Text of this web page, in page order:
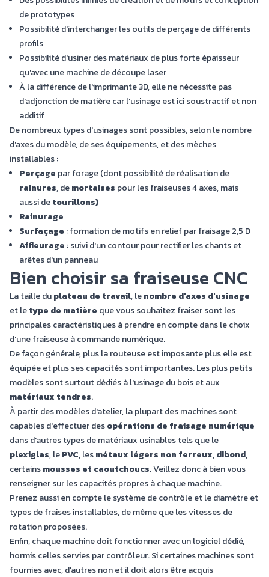
de prototypes
Possibilité d'interchanger les outils de perçage de différents
profils
Possibilité d'usiner des matériaux de plus forte épaisseur
qu'avec une machine de découpe laser
À la différence de l'imprimante 3D, elle ne nécessite pas
d'adjonction de matière car l'usinage est ici soustractif et non
additif
De nombreux types d'usinages sont possibles, selon le nombre
d'axes du modèle, de ses équipements, et des mèches
installables :
Perçage par forage (dont possibilité de réalisation de
rainures, demortaises pour les fraiseuses 4 axes, mais
aussi detourillons)
Rainurage
Surfaçage : formation de motifs en relief par fraisage 2,5 D
Affleurage : suivi d'un contour pour rectifier les chants et
arêtes d'un panneau
Bien choisir sa fraiseuse CNC
La taille duplateau de travail, lenombre d'axes d'usinage
et letype de matière que vous souhaitez fraiser sont les
principales caractéristiques à prendre en compte dans le choix
d'une fraiseuse à commande numérique.
De façon générale, plus la routeuse est imposante plus elle est
équipée et plus ses capacités sont importantes. Les plus petits
modèles sont surtout dédiés à l'usinage du bois et aux
matériaux tendres.
À partir des modèles d'atelier, la plupart des machines sont
capables d'effectuer desopérations de fraisage numérique
dans d'autres types de matériaux usinables tels que le
plexiglas, lePVC, lesmétaux légers non ferreux,dibond,
certainsmousses et caoutchoucs. Veillez donc à bien vous
renseigner sur les capacités propres à chaque machine.
Prenez aussi en compte le système de contrôle et le diamètre et
types de fraises installables, de même que les vitesses de
rotation proposées.
Enfin, chaque machine doit fonctionner avec un logiciel dédié,
hormis celles servies par contrôleur. Si certaines machines sont
fournies avec, d'autres non et il doit alors être acquis